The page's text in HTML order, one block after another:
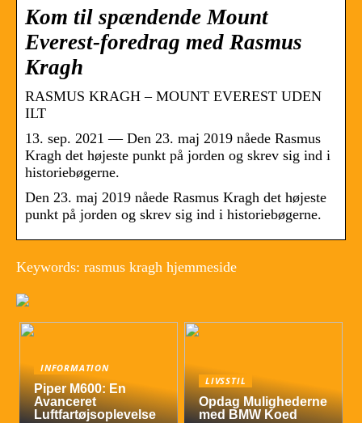
Kom til spændende Mount
Everest-foredrag med Rasmus
Kragh
RASMUS KRAGH – MOUNT EVEREST UDEN
ILT
13. sep. 2021 — Den 23. maj 2019 nåede Rasmus
Kragh det højeste punkt på jorden og skrev sig ind i
historiebøgerne.
Den 23. maj 2019 nåede Rasmus Kragh det højeste
punkt på jorden og skrev sig ind i historiebøgerne.
Keywords: rasmus kragh hjemmeside
INFORMATION
Piper M600: En
Avanceret
Luftfartøjsoplevelse
LIVSSTIL
Opdag Mulighederne
med BMW Koed